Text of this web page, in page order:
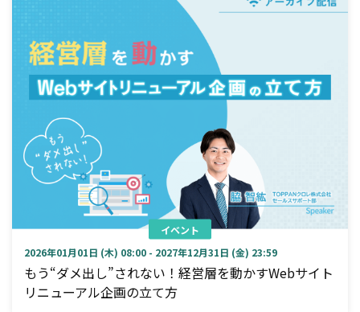
イベント
2026年01月01日 (木) 08:00 - 2027年12月31日 (金) 23:59
もう“ダメ出し”されない！経営層を動かすWebサイト
リニューアル企画の立て方